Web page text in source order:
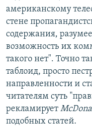
американскому
стене
содержания,
возможность их
такого нет". Точно
таблоид, просто
направленности и
читателям суть
рекламирует
подобных статей.